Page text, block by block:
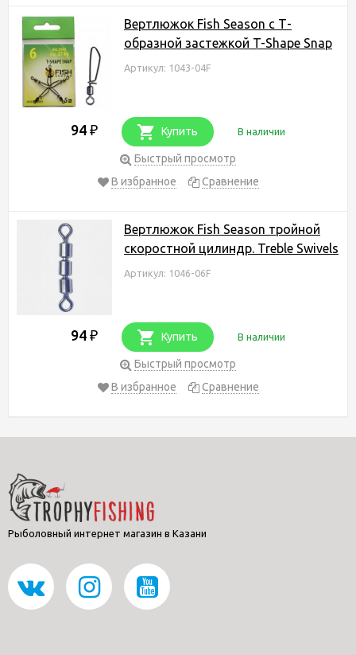
Вертлюжок Fish Season с Т-
образной застежкой T-Shape Snap
Артикул: 1043-04F
94 ₽ Купить В наличии
Быстрый просмотр
В избранное
Сравнение
Вертлюжок Fish Season тройной
скоростной цилиндр. Treble Swivels
Артикул: 1046-06F
94 ₽ Купить В наличии
Быстрый просмотр
В избранное
Сравнение
Рыболовный интернет магазин в Казани